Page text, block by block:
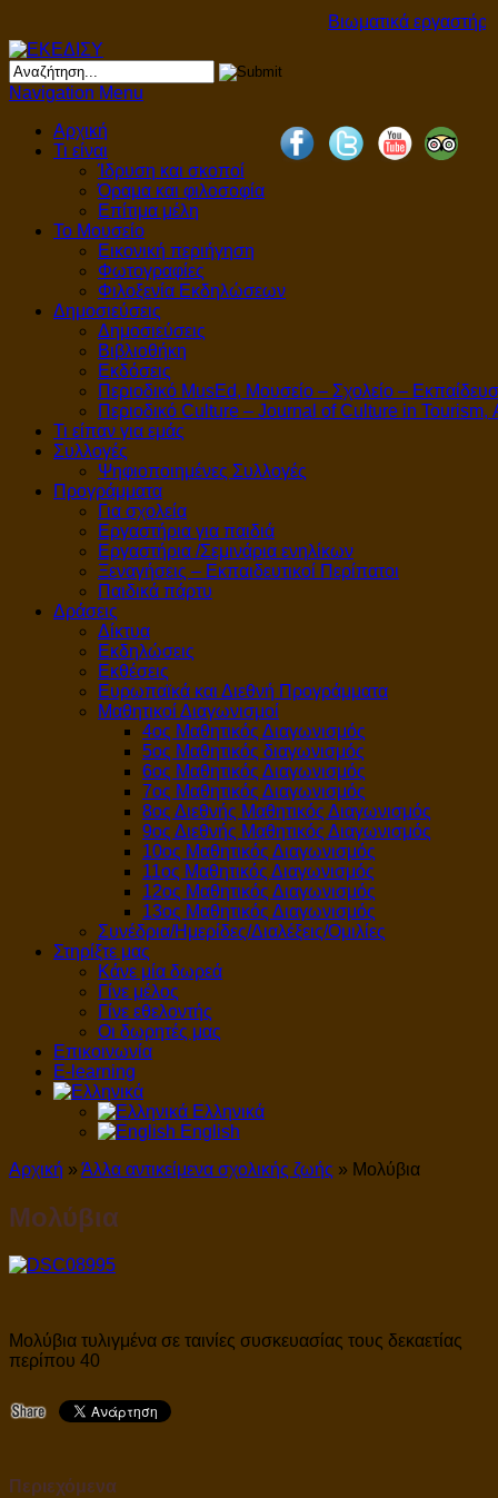
Βιωματικά
Navigation Menu
Αρχική
Τι είναι
Ίδρυση και σκοποί
Όραμα και φιλοσοφία
Επίτιμα μέλη
Το Μουσείο
Εικονική περιήγηση
Φωτογραφίες
Φιλοξενία Εκδηλώσεων
Δημοσιεύσεις
Δημοσιεύσεις
Βιβλιοθήκη
Εκδόσεις
Περιοδικό MusEd, Μουσείο – Σχολείο –
Περιοδικό Culture – Journal of Culture in
Τι είπαν για εμάς
Συλλογές
Ψηφιοποιημένες Συλλογές
Προγράμματα
Για σχολεία
Εργαστήρια για παιδιά
Εργαστήρια /Σεμινάρια ενηλίκων
Ξεναγήσεις – Εκπαιδευτικοί Περίπατοι
Παιδικά πάρτυ
Δράσεις
Δίκτυα
Εκδηλώσεις
Εκθέσεις
Ευρωπαϊκά και Διεθνή Προγράμματα
Μαθητικοί Διαγωνισμοί
4ος Μαθητικός Διαγωνισμός
5ος Μαθητικός διαγωνισμός
6ος Μαθητικός Διαγωνισμός
7ος Μαθητικός Διαγωνισμός
8ος Διεθνής Μαθητικός Διαγωνισμός
9ος Διεθνής Μαθητικός Διαγωνισμός
10ος Μαθητικός Διαγωνισμός
11ος Μαθητικός Διαγωνισμός
12ος Μαθητικός Διαγωνισμός
13ος Μαθητικός Διαγωνισμός
Συνέδρια/Ημερίδες/Διαλέξεις/Ομιλίες
Στηρίξτε μας
Κάνε μία δωρεά
Γίνε μέλος
Γίνε εθελοντής
Οι δωρητές μας
Επικοινωνία
E-learning
Ελληνικά
English
Αρχική » Άλλα αντικείμενα σχολικής ζωής » Μολύβια
Μολύβια
Μολύβια τυλιγμένα σε ταινίες συσκευασίας τους δεκαετίας
περίπου 40
Περιεχόμενα